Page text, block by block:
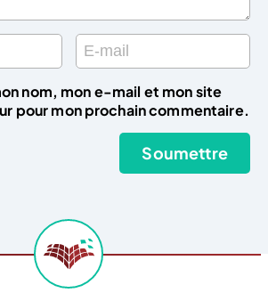
nom, mon e-mail et mon site
pour mon prochain commentaire.